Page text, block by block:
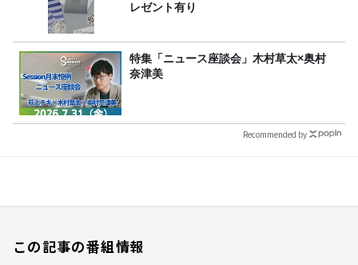
レゼント有り
特集「ニュース座談会」木村草太×奥村
奈津美
Recommended by
この記事の番組情報